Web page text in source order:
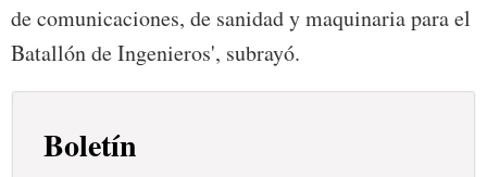
de comunicaciones, de sanidad y maquinaria para el
Batallón de Ingenieros', subrayó.
Boletín